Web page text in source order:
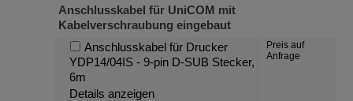
Anschlusskabel für UniCOM mit
Kabelverschraubung eingebaut
Anschlusskabel für Drucker
YDP14/04IS - 9-pin D-SUB Stecker,
6m
Details anzeigen
Preis auf
Anfrage